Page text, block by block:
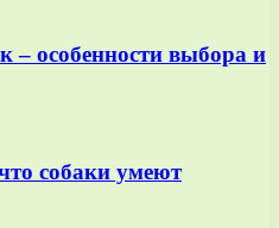
– особенности выбора и
собаки умеют